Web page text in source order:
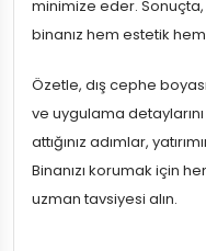
minimize eder.
binanız hem estetik hem
Özetle, dış cephe
ve uygulama
attığınız adımlar,
Binanızı korumak için
uzman tavsiyesi alın.